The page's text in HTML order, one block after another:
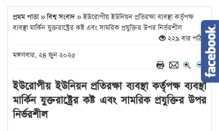
প্রথম পাতা»বিশ্ব সংবাদ» ইউরোপীয় ইউনিয়ন প্রতিরক্ষা ব্যবস্থা কর্তৃপক্ষ
ব্যবস্থা মার্কিন যুক্তরাষ্ট্রের কষ্ট এবং সামরিক প্রযুক্তির উপর নির্ভরশীল
২২৯ বার পঠিত
মঙ্গলবার, ২৪ জুন ২০২৫
ইউরোপীয় ইউনিয়ন প্রতিরক্ষা ব্যবস্থা কর্তৃপক্ষ ব্যবস্থা
মার্কিন যুক্তরাষ্ট্রের কষ্ট এবং সামরিক প্রযুক্তির উপর
নির্ভরশীল